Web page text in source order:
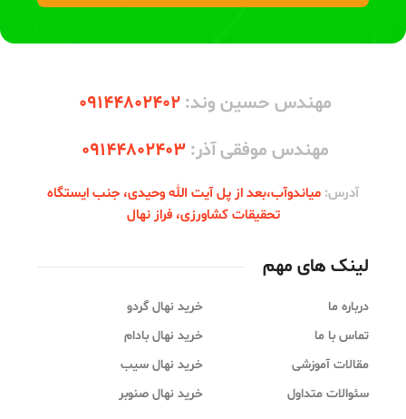
مهندس حسین وند: 09144802402
مهندس موفقی آذر: 09144802403
آدرس: میاندوآب،‌بعد از پل آیت الله وحیدی، جنب ایستگاه
تحقیقات کشاورزی، فراز نهال
لینک های مهم
درباره ما
تماس با ما
مقالات آموزشی
سئوالات متداول
خرید نهال گردو
خرید نهال بادام
خرید نهال سیب
خرید نهال صنوبر